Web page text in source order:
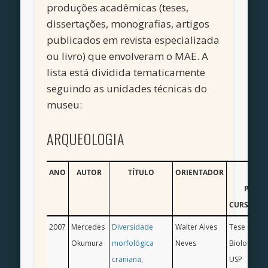
produções acadêmicas (teses,
dissertações, monografias, artigos
publicados em revista especializada
ou livro) que envolveram o MAE. A
lista está dividida tematicamente
seguindo as unidades técnicas do
museu:
ARQUEOLOGIA
ANO AUTOR TÍTULO ORIENTADOR
CURSO/
2007
Mercedes
Okumura
Diversidade
morfológica
craniana,
Walter Alves
Neves
Tese de
Biologia
USP